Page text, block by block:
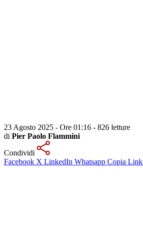
23 Agosto 2025 - Ore 01:16 - 826 letture
di Pier Paolo Flammini
Condividi
Facebook X LinkedIn Whatsapp Copia Link